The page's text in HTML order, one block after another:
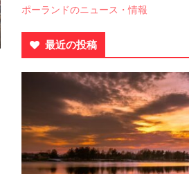
ポーランドのニュース・情報
最近の投稿